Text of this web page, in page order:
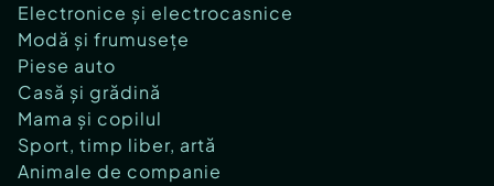
Electronice și electrocasnice
Modă și frumusețe
Piese auto
Casă și grădină
Mama și copilul
Sport, timp liber, artă
Animale de companie